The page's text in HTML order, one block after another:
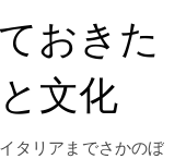
おきた
文化
タリアまでさかのぼ